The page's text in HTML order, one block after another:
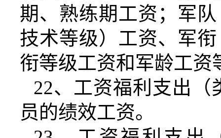
期、熟练期工资；军
技术等级）工资、军
衔等级工资和军龄工资
22、工资福利支出（
员的绩效工资。